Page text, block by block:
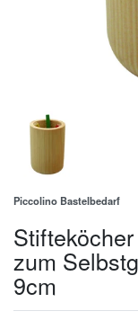
Piccolino Bastelbedarf
zum
9cm